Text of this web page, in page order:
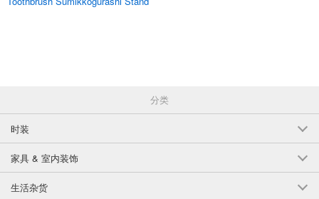
分类
时装
家具 & 室内装饰
生活杂货